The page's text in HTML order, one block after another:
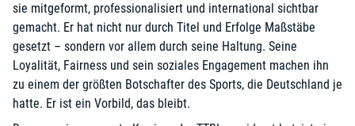
sie mitgeformt, professionalisiert und international sichtbar
gemacht. Er hat nicht nur durch Titel und Erfolge Maßstäbe
gesetzt – sondern vor allem durch seine Haltung. Seine
Loyalität, Fairness und sein soziales Engagement machen ihn
zu einem der größten Botschafter des Sports, die Deutschland je
hatte. Er ist ein Vorbild, das bleibt.